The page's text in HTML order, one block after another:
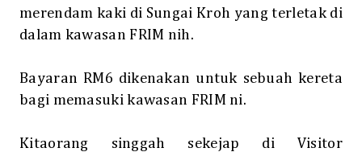
merendam kaki di Sungai Kroh yang terletak di
dalam kawasan FRIM nih.
Bayaran RM6 dikenakan untuk sebuah kereta
bagi memasuki kawasan FRIM ni.
Kitaorang singgah sekejap di Visitor